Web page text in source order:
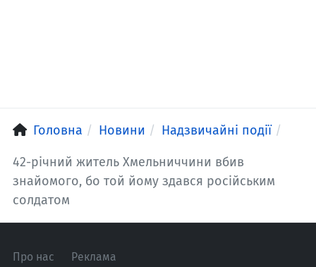
Головна Новини Надзвичайні події
42-річний житель Хмельниччини вбив
знайомого, бо той йому здався російським
солдатом
Про нас Реклама